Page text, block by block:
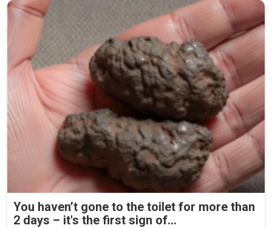
You haven’t gone to the toilet for more than
2 days – it's the first sign of...